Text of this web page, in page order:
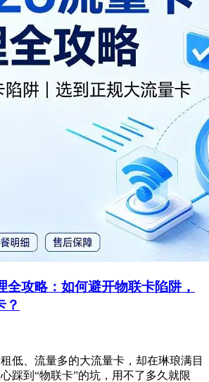
全攻略：如何避开物联卡陷阱，
？
低、流量多的大流量卡，却在琳琅满目
踩到“物联卡”的坑，用不了多久就限